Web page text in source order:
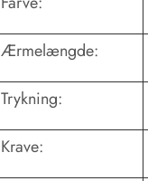
Ærmelængde:
Trykning:
Krave: